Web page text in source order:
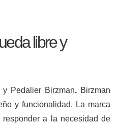
libre y
Pedalier Birzman. Birzman
y funcionalidad. La marca
a la necesidad de